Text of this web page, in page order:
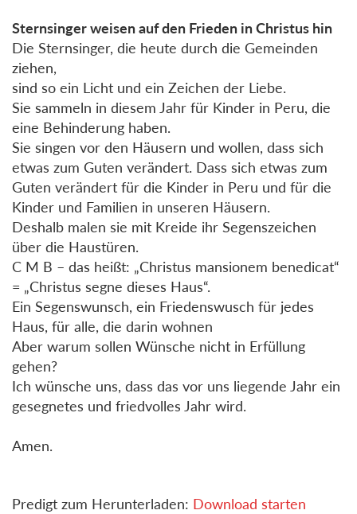
Sternsinger weisen auf den Frieden in Christus hin
Die Sternsinger, die heute durch die Gemeinden
ziehen,
sind so ein Licht und ein Zeichen der Liebe.
Sie sammeln in diesem Jahr für Kinder in Peru, die
eine Behinderung haben.
Sie singen vor den Häusern und wollen, dass sich
etwas zum Guten verändert. Dass sich etwas zum
Guten verändert für die Kinder in Peru und für die
Kinder und Familien in unseren Häusern.
Deshalb malen sie mit Kreide ihr Segenszeichen
über die Haustüren.
C M B – das heißt: „Christus mansionem benedicat“
= „Christus segne dieses Haus“.
Ein Segenswunsch, ein Friedenswusch für jedes
Haus, für alle, die darin wohnen
Aber warum sollen Wünsche nicht in Erfüllung
gehen?
Ich wünsche uns, dass das vor uns liegende Jahr ein
gesegnetes und friedvolles Jahr wird.
Amen.
Predigt zum Herunterladen: Download starten